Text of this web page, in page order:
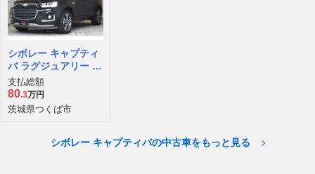
シボレー キャプティ
バ ラグジュアリー 4
WD
支払総額
80.3万円
茨城県つくば市
シボレー キャプティバの中古車をもっと見る